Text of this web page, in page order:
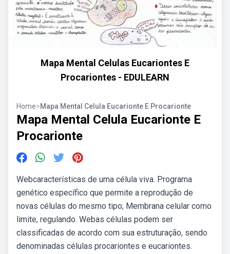
Mapa Mental Celulas Eucariontes E
Procariontes - EDULEARN
Home>Mapa Mental Celula Eucarionte E Procarionte
Mapa Mental Celula Eucarionte E
Procarionte
Webcaracterísticas de uma célula viva. Programa
genético específico que permite a reprodução de
novas células do mesmo tipo; Membrana celular como
limite, regulando. Webas células podem ser
classificadas de acordo com sua estruturação, sendo
denominadas células procariontes e eucariontes.